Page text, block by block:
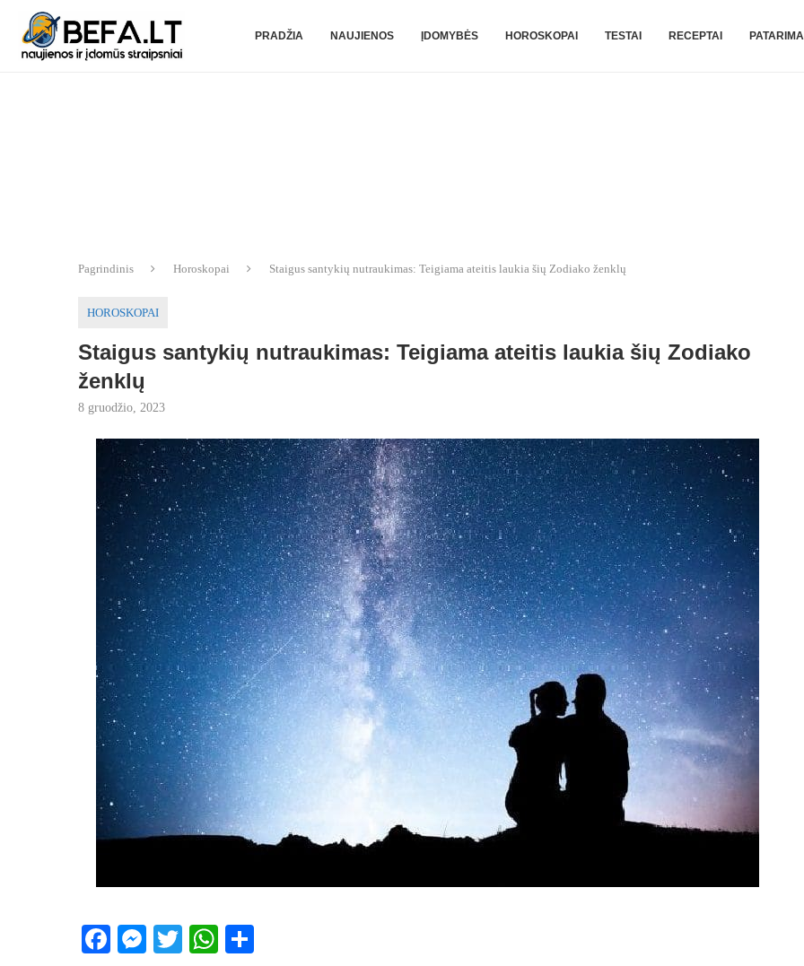
PRADŽIA NAUJIENOS ĮDOMYBĖS HOROSKOPAI TESTAI RECEPTAI PATARIMAI
Pagrindinis Horoskopai Staigus santykių nutraukimas: Teigiama ateitis laukia šių Zodiako ženklų
HOROSKOPAI
Staigus santykių nutraukimas: Teigiama ateitis laukia šių Zodiako
ženklų
8 gruodžio, 2023
Facebook
Messenger
TwitterWhatsApp